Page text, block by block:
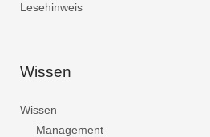
Lesehinweis
Wissen
Wissen
Management